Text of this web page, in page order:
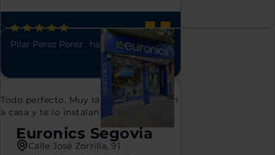
Pilar Perez Perez . hace 4 años
Todo perfecto. Muy rápido , te lo llevan
a casa y te lo instalan
Euronics Segovia
Calle José Zorrilla, 91